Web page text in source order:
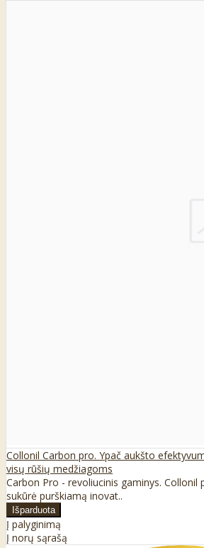
Collonil Carbon pro. Ypač aukšto
visų rūšių medžiagoms
Carbon Pro - revoliucinis gaminys. Collonil
sukūrė purškiamą inovat..
Į palyginimą
Į norų sąrašą